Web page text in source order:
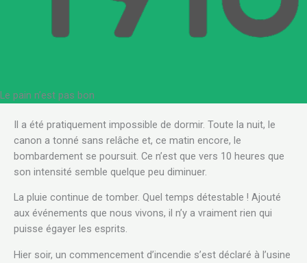
Le pain n’est pas bon
Il a été pratiquement impossible de dormir. Toute la nuit, le
canon a tonné sans relâche et, ce matin encore, le
bombardement se poursuit. Ce n’est que vers 10 heures que
son intensité semble quelque peu diminuer.
La pluie continue de tomber. Quel temps détestable ! Ajouté
aux événements que nous vivons, il n’y a vraiment rien qui
puisse égayer les esprits.
Hier soir, un commencement d’incendie s’est déclaré à l’usine